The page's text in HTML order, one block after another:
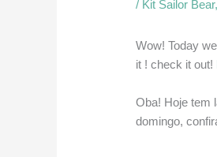
/ Kit Sailor Bear,
Wow! Today
it ! check it out!
Oba! Hoje tem
domingo,